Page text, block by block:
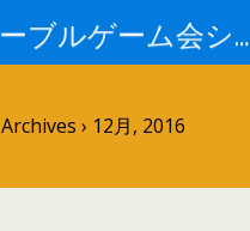
川崎テーブルゲーム会シャッフル
Archives › 12月, 2016